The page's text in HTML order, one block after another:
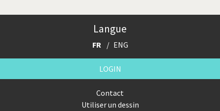
Langue
FR ENG
LOGIN
Contact
Utiliser un dessin